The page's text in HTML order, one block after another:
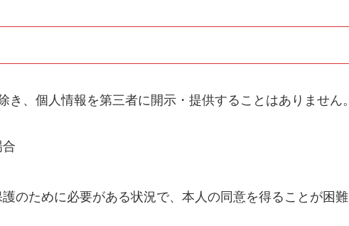
き、個人情報を第三者に開示・提供することはありません。
のために必要がある状況で、本人の同意を得ることが困難